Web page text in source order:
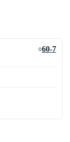
○60-7